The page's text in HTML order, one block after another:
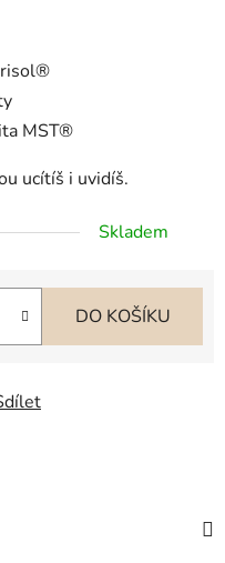
MST®
ucítíš i uvidíš.
Skladem
DO KOŠÍKU